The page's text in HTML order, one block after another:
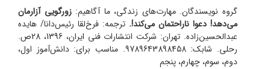
گروه نویسندگان. مهارت‌های زندگی، ما آگاهیم:زورگویی آزارمان
می‌دهد! دعوا ناراحتمان می‌کند!. ترجمه: فرخ‌لقا رئیس‌دانا/ هایده
عبدالحسین‌زاده.
تهران: شرکت انتشارات فنی ایران، 1396، 28ص.
رحلی. شابک: 9789643898458. مناسب برای: دانش‌آموز اول،
دوم، سوم، چهارم، پنجم